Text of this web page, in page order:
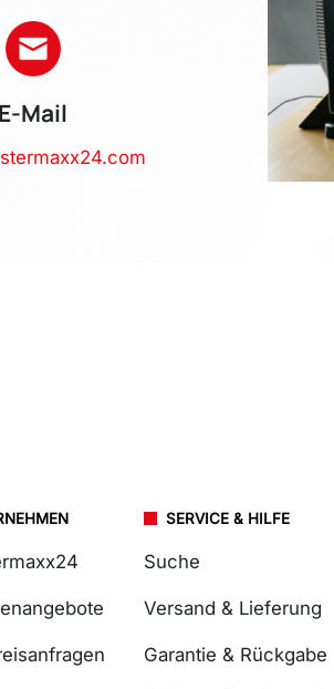
E-Mail
SERVICE & HILFE
Suche
Versand & Lieferung
Garantie & Rückgabe